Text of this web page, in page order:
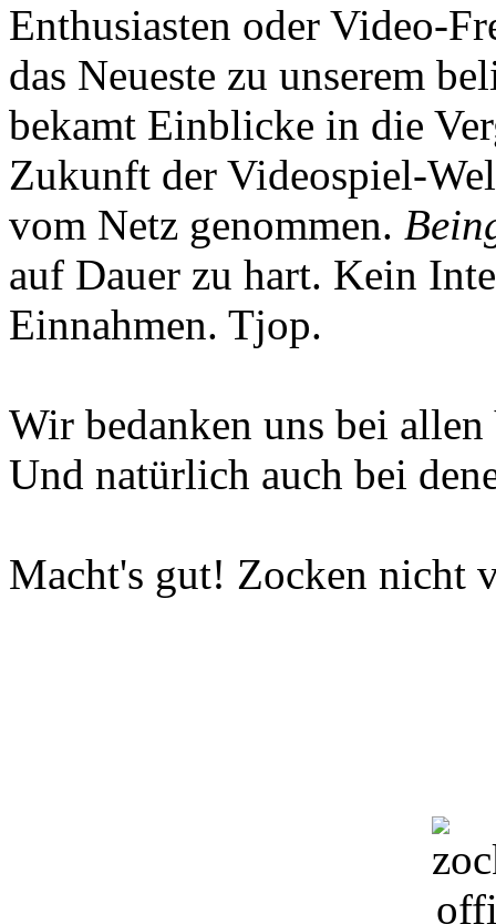
Enthusiasten oder Video-
das Neueste zu unserem
bekamt Einblicke in die
Zukunft der Videospiel-
vom Netz genommen.
auf Dauer zu hart. Kein
Einnahmen. Tjop.
Wir bedanken uns bei
Und natürlich auch bei
Macht's gut! Zocken nicht